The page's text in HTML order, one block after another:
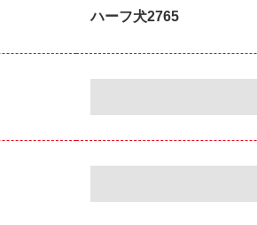
ハーフ犬2765